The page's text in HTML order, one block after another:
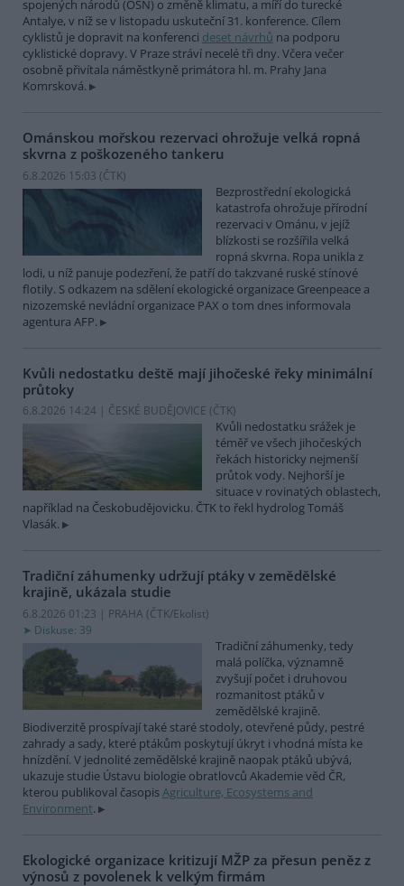
spojených národů (OSN) o změně klimatu, a míří do turecké
Antalye, v níž se v listopadu uskuteční 31. konference. Cílem
cyklistů je dopravit na konferenci deset návrhů na podporu
cyklistické dopravy. V Praze stráví necelé tři dny. Včera večer
osobně přivítala náměstkyně primátora hl. m. Prahy Jana
Komrsková.
Ománskou mořskou rezervaci ohrožuje velká ropná
skvrna z poškozeného tankeru
6.8.2026 15:03 (ČTK)
Bezprostřední ekologická
katastrofa ohrožuje přírodní
rezervaci v Ománu, v jejíž
blízkosti se rozšířila velká
ropná skvrna. Ropa unikla z
lodi, u níž panuje podezření, že patří do takzvané ruské stínové
flotily. S odkazem na sdělení ekologické organizace Greenpeace a
nizozemské nevládní organizace PAX o tom dnes informovala
agentura AFP.
Kvůli nedostatku deště mají jihočeské řeky minimální
průtoky
6.8.2026 14:24 | ČESKÉ BUDĚJOVICE (ČTK)
Kvůli nedostatku srážek je
téměř ve všech jihočeských
řekách historicky nejmenší
průtok vody. Nejhorší je
situace v rovinatých oblastech,
například na Českobudějovicku. ČTK to řekl hydrolog Tomáš
Vlasák.
Tradiční záhumenky udržují ptáky v zemědělské
krajině, ukázala studie
6.8.2026 01:23 | PRAHA (ČTK/Ekolist)
Diskuse: 39
Tradiční záhumenky, tedy
malá políčka, významně
zvyšují počet i druhovou
rozmanitost ptáků v
zemědělské krajině.
Biodiverzitě prospívají také staré stodoly, otevřené půdy, pestré
zahrady a sady, které ptákům poskytují úkryt i vhodná místa ke
hnízdění. V jednolité zemědělské krajině naopak ptáků ubývá,
ukazuje studie Ústavu biologie obratlovců Akademie věd ČR,
kterou publikoval časopisAgriculture, Ecosystems and
Environment.
Ekologické organizace kritizují MŽP za přesun peněz z
výnosů z povolenek k velkým firmám